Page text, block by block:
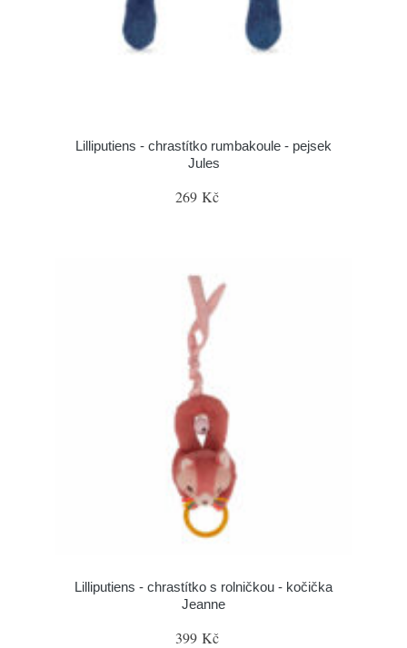
Lilliputiens - chrastítko rumbakoule - pejsek
Jules
269 Kč
Lilliputiens - chrastítko s rolničkou - kočička
Jeanne
399 Kč